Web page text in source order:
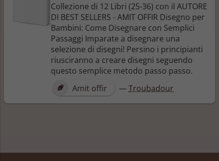
Collezione di 12 Libri (25-36) con il AUTORE
DI BEST SELLERS - AMIT OFFIR Disegno per
Bambini: Come Disegnare con Semplici
Passaggi Imparate a disegnare una
selezione di disegni! Persino i principianti
riusciranno a creare disegni seguendo
questo semplice metodo passo passo.
Amit offir
—Troubadour